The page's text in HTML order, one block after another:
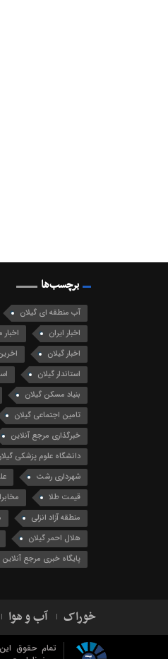
برچسب‌ها
آب منطقه ای گیلان
اخبار ایران
اخبار گیلان
استاندار گیلان
بنیاد مسکن گیلان
تامین اجتماعی گیلان
خبرگذاری مرجع آنلاین
دانشگاه علوم پزشکی
شهرداری رشت
قیمت طلا
منطقه آزاد انزلی
هلال احمر گیلان
پایگاه خبری مرجع آنلاین
خوراک آب و هوا
تمام حقوق